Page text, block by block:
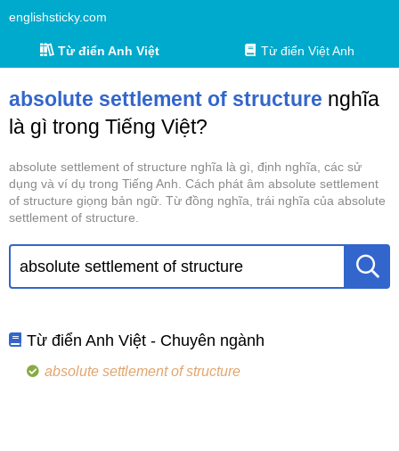
englishsticky.com
Từ điển Anh Việt Từ điển Việt Anh
absolute settlement of structure nghĩa
là gì trong Tiếng Việt?
absolute settlement of structure nghĩa là gì, định nghĩa, các sử
dụng và ví dụ trong Tiếng Anh. Cách phát âm absolute settlement
of structure giọng bản ngữ. Từ đồng nghĩa, trái nghĩa của absolute
settlement of structure.
Từ điển Anh Việt - Chuyên ngành
absolute settlement of structure